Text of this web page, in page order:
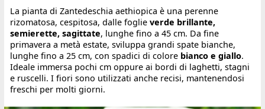
La pianta di Zantedeschia aethiopica è una perenne
rizomatosa, cespitosa, dalle foglie verde brillante,
semierette, sagittate, lunghe fino a 45 cm. Da fine
primavera a metà estate, sviluppa grandi spate bianche,
lunghe fino a 25 cm, con spadici di colore bianco e giallo.
Ideale immersa pochi cm oppure ai bordi di laghetti, stagni
e ruscelli. I fiori sono utilizzati anche recisi, mantenendosi
freschi per molti giorni.